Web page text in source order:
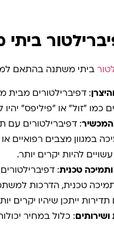
ביתי
ביתי משתנה בהתאם
: דפיברילטורים מבית
כמו "זול" או "פיליפס" יהיו
המכשיר: דפיברילטורים עם
במגוון מצבים רפואיים
להיות יקרים יותר.
טכנית:
טכנית, הדרכות
תדירות ייתכן שיהיו יקרים
: כלול במחיר